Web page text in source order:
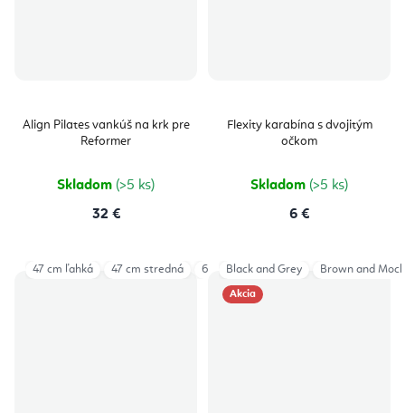
Align Pilates vankúš na krk pre
Reformer
Skladom (>5 ks)
32 €
Flexity karabína s dvojitým
očkom
Skladom (>5 ks)
6 €
47 cm ľahká 47 cm stredná 63 cm ľahká 63 cm stredná
Akcia
Black and Grey Brown and